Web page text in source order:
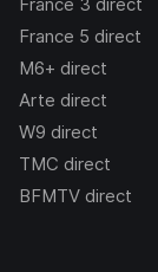
France 5 direct
M6+ direct
Arte direct
W9 direct
TMC direct
BFMTV direct